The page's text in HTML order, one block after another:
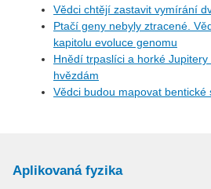
Vědci chtějí zastavit vymírání
Ptačí geny nebyly ztracené.
kapitolu evoluce genomu
Hnědí trpaslíci a horké
hvězdám
Vědci budou mapovat bentické
Aplikovaná fyzika